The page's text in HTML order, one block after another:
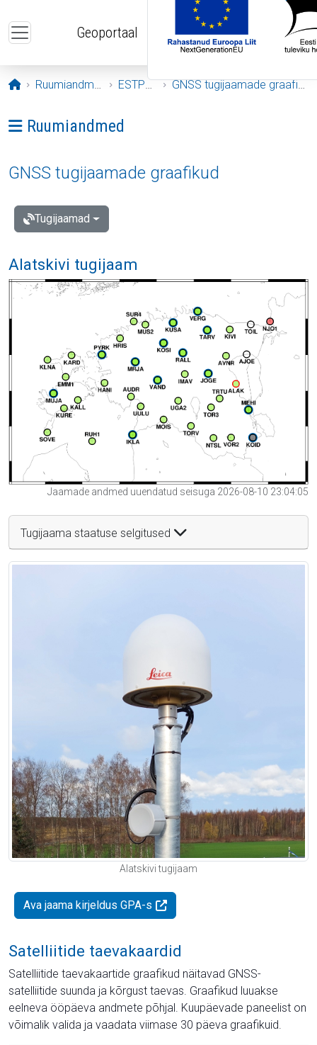
Geoportaal
Avaleht
Ruumiandmed ESTPOS GNSS tugijaamade graafikud
Ava menüü: Ruumiandmed
Ruumiandmed
GNSS tugijaamade graafikud
Tugijaamad
Alatskivi tugijaam
Jaamade andmed uuendatud seisuga 2026-08-10 23:04:05
Tugijaama staatuse selgitused
Alatskivi tugijaam
Ava jaama kirjeldus GPA-s
Satelliitide taevakaardid
Satelliitide taevakaartide graafikud näitavad GNSS-
satelliitide suunda ja kõrgust taevas. Graafikud luuakse
eelneva ööpäeva andmete põhjal. Kuupäevade paneelist on
võimalik valida ja vaadata viimase 30 päeva graafikuid.